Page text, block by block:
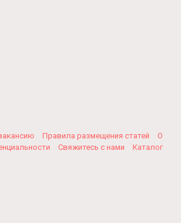
Правила размещения статей
О
Свяжитесь с нами Каталог